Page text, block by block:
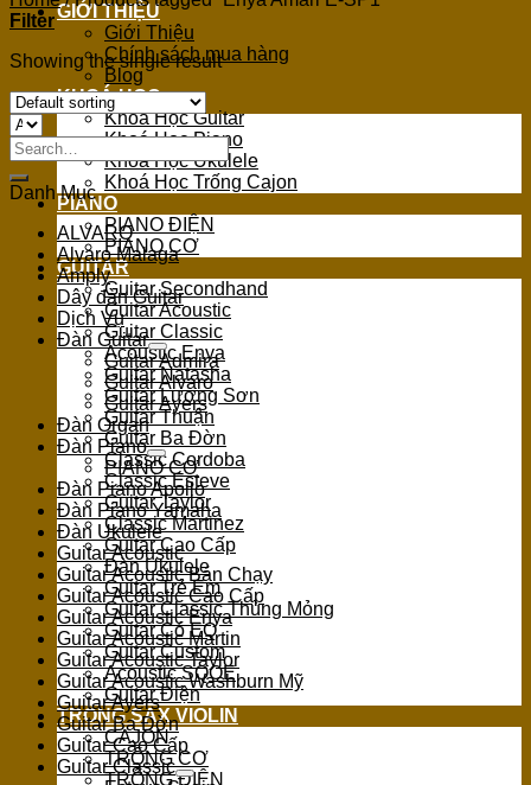
GIỚI THIỆU
Giới Thiệu
Chính sách mua hàng
Blog
KHOÁ HỌC
Khoá Học Guitar
Khoá Học Piano
Khoá Học Ukulele
Khoá Học Trống Cajon
PIANO
PIANO ĐIỆN
PIANO CƠ
GUITAR
Guitar Secondhand
Guitar Acoustic
Guitar Classic
Acoustic Enya
Guitar Natasha
Guitar Lương Sơn
Guitar Thuận
Guitar Ba Đờn
Classic Cordoba
Classic Esteve
Guitar Taylor
Classic Martinez
Guitar Cao Cấp
Đàn Ukulele
Guitar Trẻ Em
Guitar Classic Thùng Mỏng
Guitar Có EQ
Guitar Custom
Acoustic SQOE
Guitar Điện
TRỐNG SAX VIOLIN
CAJON
TRỐNG CƠ
TRỐNG ĐIỆN
Filter
Showing the single result
Search
for:
Danh Mục
ALVARO
Alvaro Malaga
Amply
Dây đàn Guitar
Dịch Vụ
Đàn Guitar
Guitar Admira
Guitar Alvaro
Guitar Ayers
Đàn Organ
Đàn Piano
PIANO CƠ
Đàn Piano Apollo
Đàn Piano Yamaha
Đàn Ukulele
Guitar Acoustic
Guitar Acoustic Bán Chạy
Guitar Acoustic Cao Cấp
Guitar Acoustic Enya
Guitar Acoustic Martin
Guitar Acoustic Taylor
Guitar Acoustic Washburn Mỹ
Guitar Ayers
Guitar Ba Đờn
Guitar Cao Cấp
Guitar Classic